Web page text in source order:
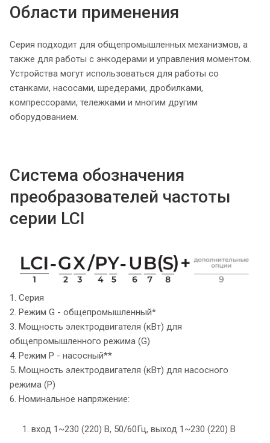
Области применения
Серия подходит для общепромышленных механизмов, а
также для работы с энкодерами и управления моментом.
Устройства могут использоваться для работы со
станками, насосами, шредерами, дробилками,
компрессорами, тележками и многим другим
оборудованием.
Система обозначения
преобразователей частоты
серии LCI
1. Серия
2. Режим G - общепромышленный*
3. Мощность электродвигателя (кВт) для
общепромышленного режима (G)
4. Режим P - насосный**
5. Мощность электродвигателя (кВт) для насосного
режима (P)
6. Номинальное напряжение:
1. вход 1~230 (220) В, 50/60Гц, выход 1~230 (220) В